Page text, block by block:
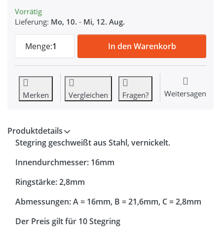
Vorrätig
Lieferung: Mo, 10. - Mi, 12. Aug.
Menge:1
16mm Stegring (Innenmaß) - geschweißt
In den Warenkorb
Merken Vergleichen Fragen? Weitersagen
Produktdetails
Stegring geschweißt aus Stahl, vernickelt.
Innendurchmesser: 16mm
Ringstärke: 2,8mm
Abmessungen: A = 16mm, B = 21,6mm, C = 2,8mm
Der Preis gilt für 10 Stegring